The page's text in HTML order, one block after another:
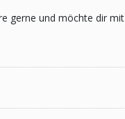
gerne und möchte dir mit